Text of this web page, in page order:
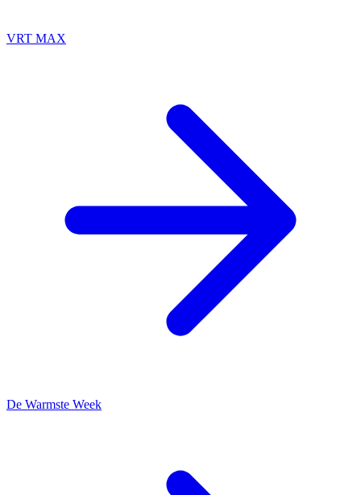
VRT MAX
De Warmste Week